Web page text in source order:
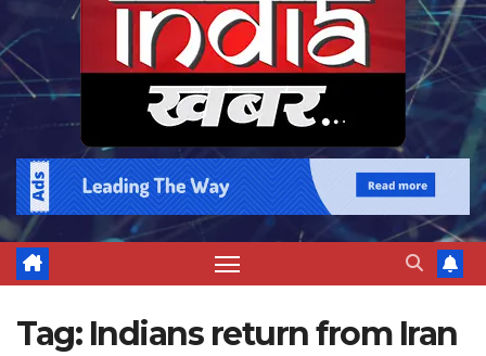
Tag: Indians return from Iran